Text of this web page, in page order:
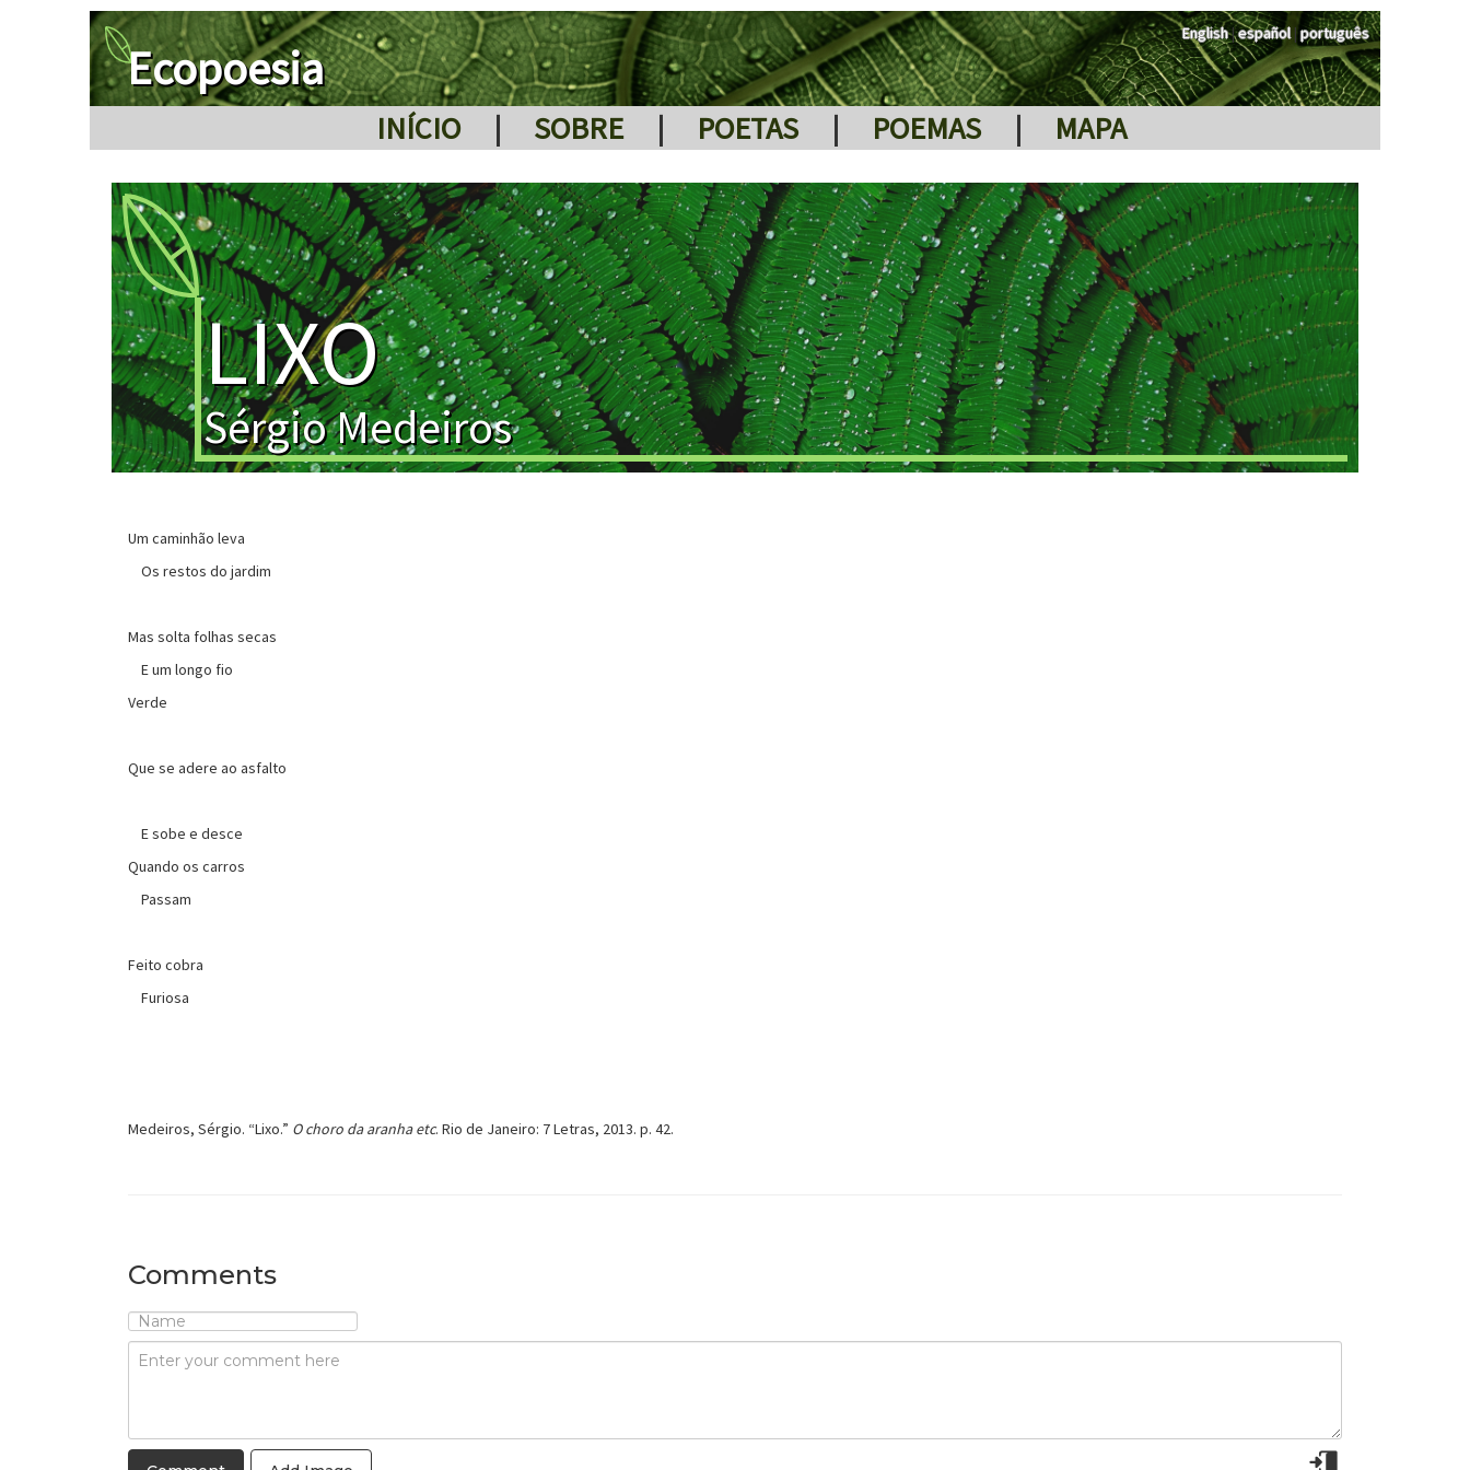
English|español |português
Ecopoesia
INÍCIO | SOBRE | POETAS | POEMAS | MAPA
LIXO
Sérgio Medeiros
Um caminhão leva
Os restos do jardim
Mas solta folhas secas
E um longo fio
Verde
Que se adere ao asfalto
E sobe e desce
Quando os carros
Passam
Feito cobra
Furiosa
Medeiros, Sérgio. “Lixo.” O choro da aranha etc. Rio de Janeiro: 7 Letras, 2013. p. 42.
Comments